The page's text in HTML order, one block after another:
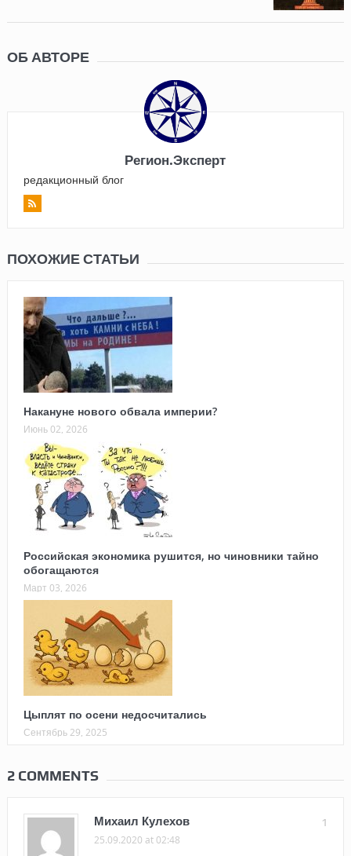
ОБ АВТОРЕ
Регион.Эксперт
редакционный блог
ПОХОЖИЕ СТАТЬИ
Накануне нового обвала империи?
Июнь 02, 2026
Российская экономика рушится, но чиновники тайно
обогащаются
Март 03, 2026
Цыплят по осени недосчитались
Сентябрь 29, 2025
2 COMMENTS
1
Михаил Кулехов
25.09.2020 at 02:48